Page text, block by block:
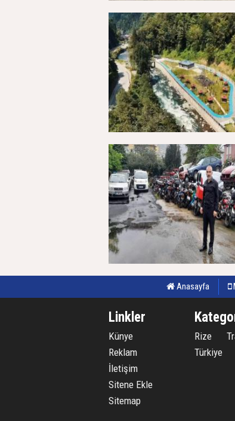
31 Temmuz 2026, Cuma -
Anasayfa
Linkler
Künye
Reklam
İletişim
Sitene Ekle
Sitemap
Rize
Türkiye